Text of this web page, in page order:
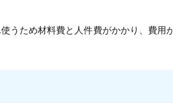
うため材料費と人件費がかかり、費用